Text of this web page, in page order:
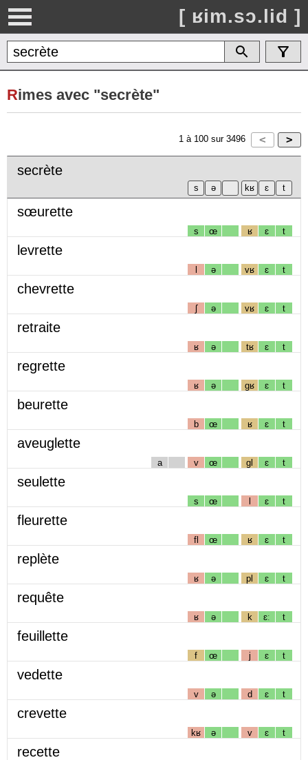
[ ʁim.sɔ.lid ]
Rimes avec "secrète"
1 à 100 sur 3496
secrète
sœurette
s œ ʁ ɛ t
levrette
l ə vʁ ɛ t
chevrette
ʃ ə vʁ ɛ t
retraite
ʁ ə tʁ ɛ t
regrette
ʁ ə gʁ ɛ t
beurette
b œ ʁ ɛ t
aveuglette
a v œ gl ɛ t
seulette
s œ l ɛ t
fleurette
fl œ ʁ ɛ t
replète
ʁ ə pl ɛ t
requête
ʁ ə k ɛː t
feuillette
f œ j ɛ t
vedette
v ə d ɛ t
crevette
kʁ ə v ɛ t
recette